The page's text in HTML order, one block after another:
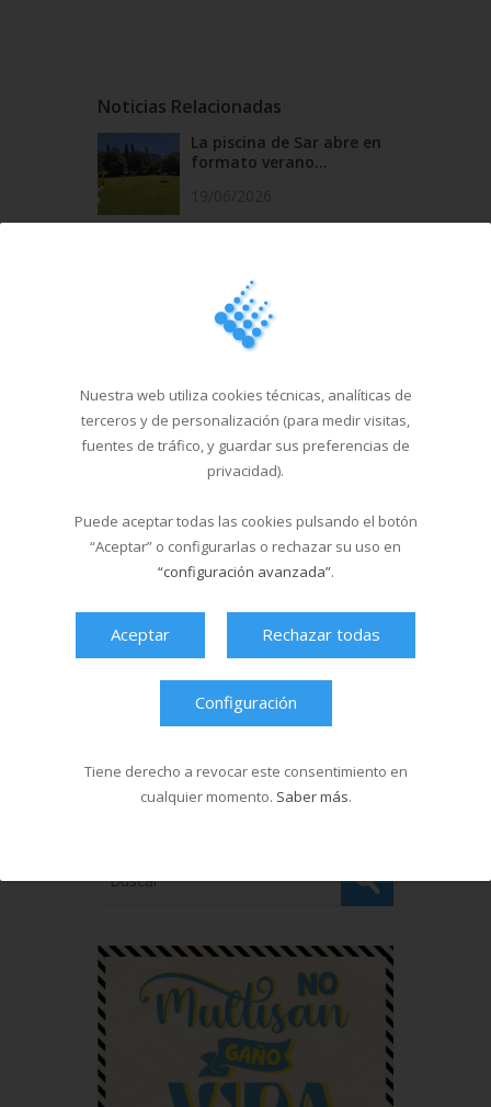
Noticias Relacionadas
La piscina de Sar abre en
formato verano...
20/05/2026
Campus Sar verano 2026
Cursos de natación en
Santa Isabel del 1...
Última hora
Nuestra web utiliza cookies técnicas, analíticas de
terceros y de personalización (para medir visitas,
fuentes de tráfico, y guardar sus preferencias de
privacidad).
Puede aceptar todas las cookies pulsando el botón
“Aceptar” o configurarlas o rechazar su uso en
“configuración avanzada”.
Aceptar Rechazar todas
Configuración
Tiene derecho a revocar este consentimiento en
cualquier momento. Saber más.